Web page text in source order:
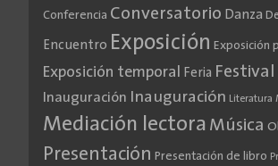
Conferencia Conversatorio Danza
Encuentro Exposición Exposición
Exposición temporal Feria Festival
Inauguración Inauguración Literatura
Mediación lectora Música
Presentación Presentación de libro